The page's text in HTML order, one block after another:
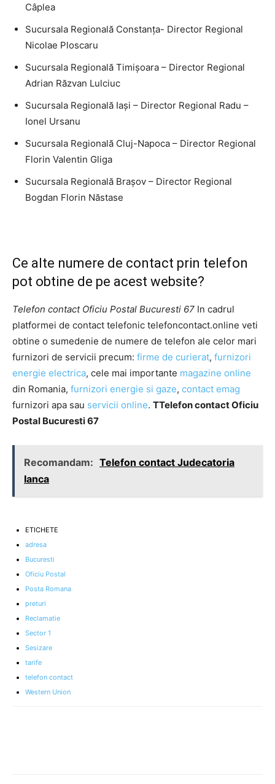
Câplea
Sucursala Regională Constanţa- Director Regional
Nicolae Ploscaru
Sucursala Regională Timişoara – Director Regional
Adrian Răzvan Lulciuc
Sucursala Regională Iaşi – Director Regional Radu –
Ionel Ursanu
Sucursala Regională Cluj-Napoca – Director Regional
Florin Valentin Gliga
Sucursala Regională Braşov – Director Regional
Bogdan Florin Năstase
Ce alte numere de contact prin telefon
pot obtine de pe acest website?
Telefon contact Oficiu Postal Bucuresti 67 In cadrul
platformei de contact telefonic telefoncontact.online veti
obtine o sumedenie de numere de telefon ale celor mari
furnizori de servicii precum: firme de curierat, furnizori
energie electrica, cele mai importante magazine online
din Romania, furnizori energie si gaze, contact emag
furnizori apa sau servicii online. TTelefon contact Oficiu
Postal Bucuresti 67
Recomandam: Telefon contact Judecatoria
Ianca
ETICHETE
adresa
Bucuresti
Oficiu Postal
Posta Romana
preturi
Reclamatie
Sector 1
Sesizare
tarife
telefon contact
Western Union